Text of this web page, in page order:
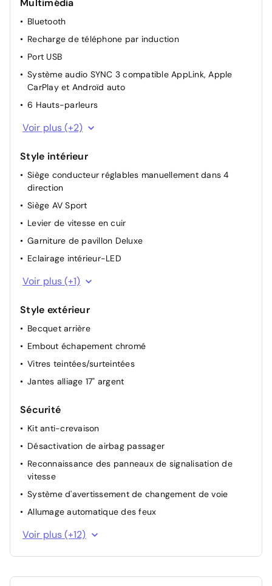
Entrée/démarrage sans clé
Allumage automatique des essuie-glaces
Start & Stop
Multimédia
Bluetooth
Recharge de téléphone par induction
Port USB
Système audio SYNC 3 compatible AppLink, Apple
CarPlay et Androïd auto
6 Hauts-parleurs
Système de navigation
Voir plus (+2)
Style intérieur
Siège conducteur réglables manuellement dans 4
direction
Siège AV Sport
Levier de vitesse en cuir
Garniture de pavillon Deluxe
Eclairage intérieur-LED
Siège conducteur avec soutien lombaire
Voir plus (+1)
Style extérieur
Becquet arrière
Embout échapement chromé
Vitres teintées/surteintées
Jantes alliage 17" argent
Sécurité
Kit anti-crevaison
Désactivation de airbag passager
Reconnaissance des panneaux de signalisation de
vitesse
Système d'avertissement de changement de voie
Allumage automatique des feux
Système de verrouillage centralisé
Voir plus (+12)